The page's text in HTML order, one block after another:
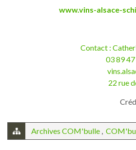
www.vins-alsace-
Contact :
03 89
22 rue
Archives COM'bulle